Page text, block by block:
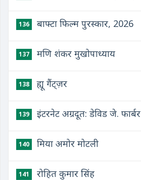
136 बाफ्टा फिल्म पुरस्कार, 2026
137 मणि शंकर मुखोपाध्याय
138 ह्यू गैंट्ज़र
139 इंटरनेट अग्रदूत: डेविड जे. फार्बर
140 मिया अमोर मोटली
141 रोहित कुमार सिंह